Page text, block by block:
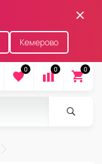
Кемерово
0 0 0